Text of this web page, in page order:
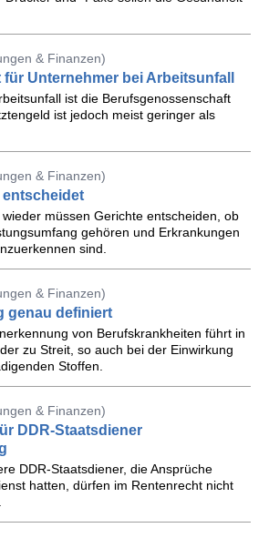
& Finanzen)
Unternehmer bei Arbeitsunfall
ist die Berufsgenossenschaft
ist jedoch meist geringer als
& Finanzen)
müssen Gerichte entscheiden, ob
gehören und Erkrankungen
sind.
& Finanzen)
genau definiert
von Berufskrankheiten führt in
zu Streit, so auch bei der Einwirkung
Stoffen.
& Finanzen)
DDR-Staatsdiener
DDR-Staatsdiener, die Ansprüche
hatten, dürfen im Rentenrecht nicht